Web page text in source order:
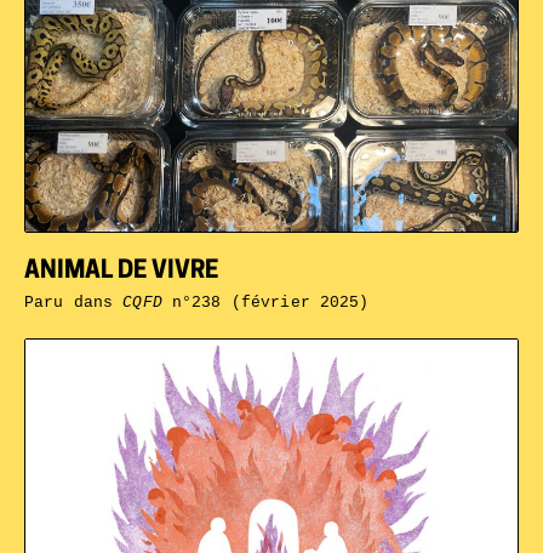
ANIMAL DE VIVRE
Paru dansCQFDn°238 (février 2025)